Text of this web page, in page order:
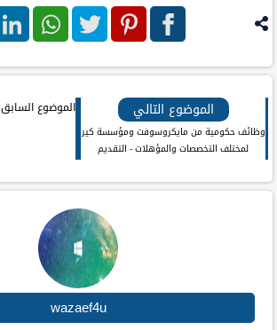
بوك
الموضوع التالي
وظائف حكومية من مايكروسوفت ومؤسسة كير
لمختلف التخصصات والمؤهلات - التقديم
الموضوع السابق
wazaef4u